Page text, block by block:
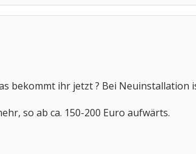
bekommt ihr jetzt ? Bei Neuinstallation
so ab ca. 150-200 Euro aufwärts.